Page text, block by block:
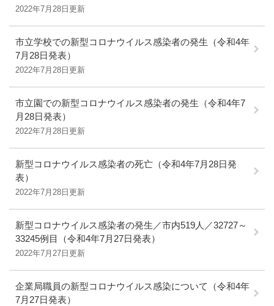
2022年7月28日更新
市立学校での新型コロナウイルス感染者の発生（令和4年
7月28日発表）
2022年7月28日更新
市立園での新型コロナウイルス感染者の発生（令和4年7
月28日発表）
2022年7月28日更新
新型コロナウイルス感染者の死亡（令和4年7月28日発
表）
2022年7月28日更新
新型コロナウイルス感染者の発生／市内519人／32727～
33245例目（令和4年7月27日発表）
2022年7月27日更新
企業局職員の新型コロナウイルス感染について（令和4年
7月27日発表）